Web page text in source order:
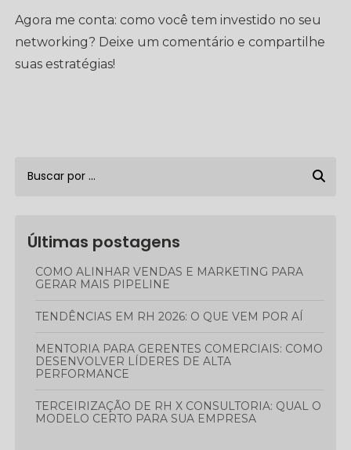
Agora me conta: como você tem investido no seu
networking? Deixe um comentário e compartilhe
suas estratégias!
Últimas postagens
COMO ALINHAR VENDAS E MARKETING PARA
GERAR MAIS PIPELINE
TENDÊNCIAS EM RH 2026: O QUE VEM POR AÍ
MENTORIA PARA GERENTES COMERCIAIS: COMO
DESENVOLVER LÍDERES DE ALTA
PERFORMANCE
TERCEIRIZAÇÃO DE RH X CONSULTORIA: QUAL O
MODELO CERTO PARA SUA EMPRESA